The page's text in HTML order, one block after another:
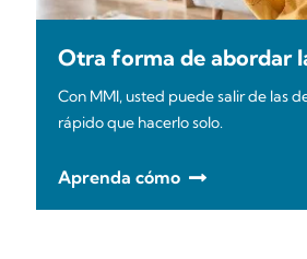
Otra forma de abordar
Con MMI, usted puede salir de las
rápido que hacerlo solo.
Aprenda cómo